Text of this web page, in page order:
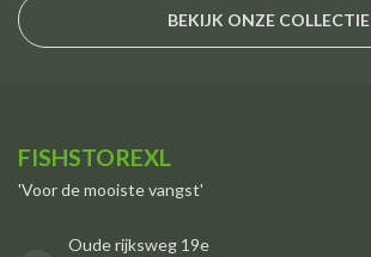
BEKIJK ONZE COLLECTIE
FISHSTOREXL
'Voor de mooiste vangst'
Oude rijksweg 19e